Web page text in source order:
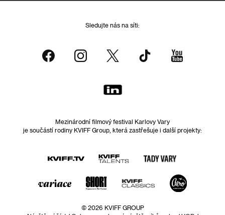
Sledujte nás na síti:
Mezinárodní filmový festival Karlovy Vary
je součástí rodiny KVIFF Group, která zastřešuje i další projekty:
© 2026 KVIFF GROUP